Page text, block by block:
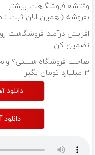
وقتشه فروشگاهت بیشتر
بفروشه ( همین الان ثبت
کن )
افزایش درآمـد فروشگاهت رو
تضمین کن
صاحب فروشگاه هستی؟ وام
۳ میلیارد تومان بگیر
دانلود